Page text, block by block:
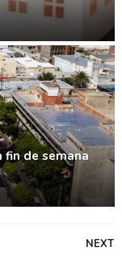
fin de semana
NEXT